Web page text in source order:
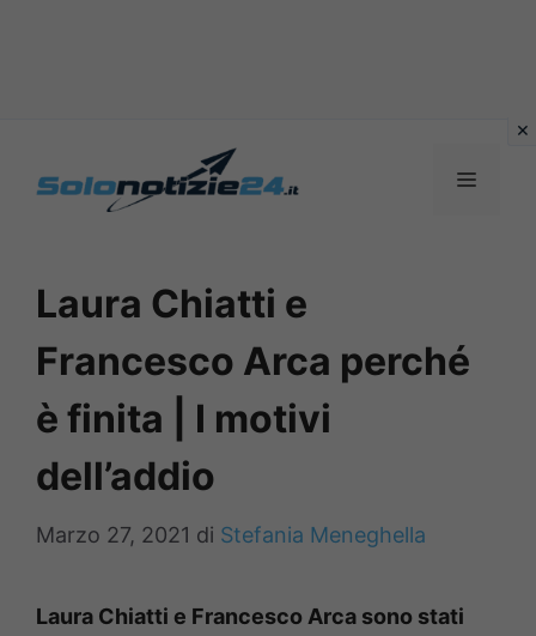
MENU
Laura Chiatti e
Francesco Arca perché
è finita | I motivi
dell’addio
Marzo 27, 2021 di Stefania Meneghella
Laura Chiatti e Francesco Arca sono stati